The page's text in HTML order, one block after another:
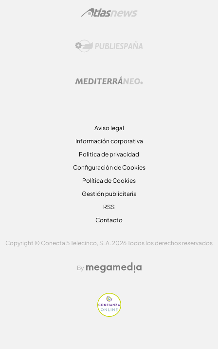
Aviso legal
Información corporativa
Politica de privacidad
Configuración de Cookies
Política de Cookies
Gestión publicitaria
RSS
Contacto
Copyright © Conecta 5 Telecinco, S. A. 2026 Todos los derechos reservados
By